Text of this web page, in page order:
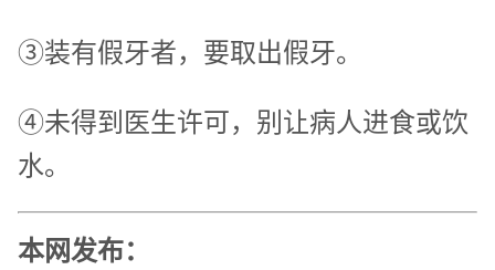
③装有假牙者，要取出假牙。
④未得到医生许可，别让病人进食或饮
水。
本网发布：